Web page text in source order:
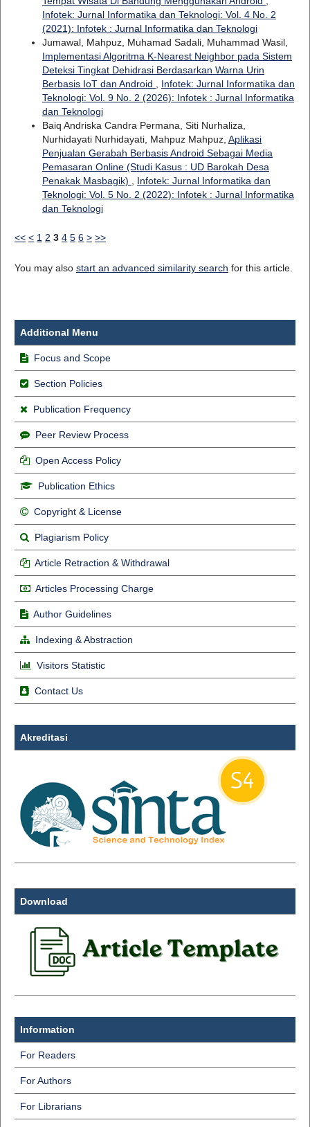
Infotek: Jurnal Informatika dan Teknologi: Vol. 4 No. 2
(2021): Infotek : Jurnal Informatika dan Teknologi
Jumawal, Mahpuz, Muhamad Sadali, Muhammad Wasil,
Implementasi Algoritma K-Nearest Neighbor pada Sistem
Deteksi Tingkat Dehidrasi Berdasarkan Warna Urin
Berbasis IoT dan Android
Infotek: Jurnal Informatika dan
Teknologi: Vol. 9 No. 2 (2026): Infotek : Jurnal Informatika
dan Teknologi
Baiq Andriska Candra Permana, Siti Nurhaliza,
Nurhidayati Nurhidayati, Mahpuz Mahpuz, Aplikasi
Penjualan Gerabah Berbasis Android Sebagai Media
Pemasaran Online (Studi Kasus : UD Barokah Desa
Penakak Masbagik)
Infotek: Jurnal Informatika dan
Teknologi: Vol. 5 No. 2 (2022): Infotek : Jurnal Informatika
dan Teknologi
<< < 1 2 3 4 5 6 > >>
You may also start an advanced similarity search for this article.
Additional Menu
Focus and Scope
Section Policies
Publication Frequency
Peer Review Process
Open Access Policy
Publication Ethics
Copyright & License
Plagiarism Policy
Article Retraction & Withdrawal
Articles Processing Charge
Author Guidelines
Indexing & Abstraction
Visitors Statistic
Contact Us
Akreditasi
Download
Information
For Readers
For Authors
For Librarians